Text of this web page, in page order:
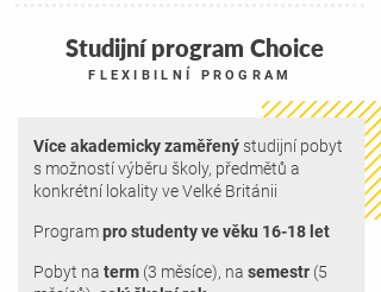
Studijní program Choice
FLEXIBILNÍ PROGRAM
Více akademicky zaměřený studijní pobyt
s možností výběru školy, předmětů a
konkrétní lokality ve Velké Británii
Programpro studenty ve věku 16-18 let
Pobyt na term (3 měsíce), na semestr (5